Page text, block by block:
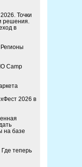
Точки
решения.
в
Camp
2026 в
на базе
теперь